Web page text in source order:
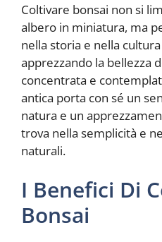
Coltivare bonsai non si
albero in miniatura, ma
nella storia e nella
apprezzando la bellezza
concentrata e
antica porta con sé un
natura e un
trova nella semplicità e
naturali.
I Benefici Di
Bonsai